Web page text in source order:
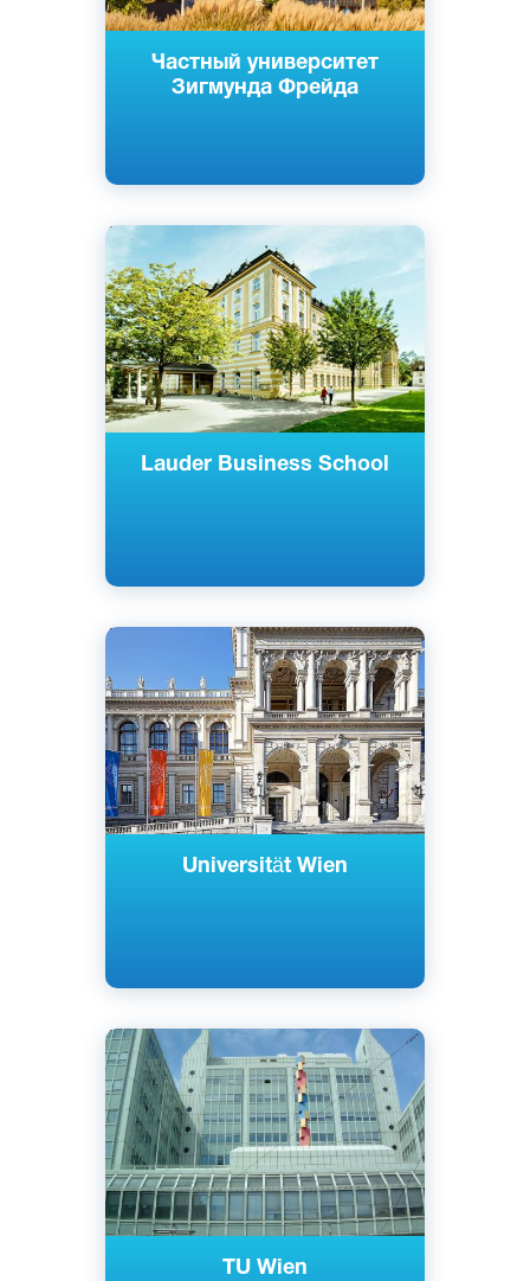
Частный университет
Зигмунда Фрейда
Lauder Business School
Английский
Вена, Австрия
Государственный
Universität Wien
Английский
Вена, Австрия
Государственный
TU Wien
Английский
Немецкий
Вена, Австрия
Государственный